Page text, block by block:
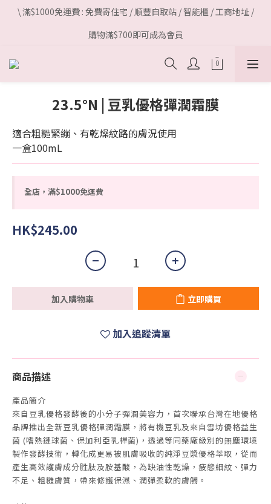
\ 滿$1000免運費 : 免費寄住宅 / 順豐自取站 / 智能櫃 / 工商地址 /
購物滿$700即可成為會員
23.5°N | 豆乳優格彈潤霜膜
適合粗糙緊繃、有乾燥紋路的膚況使用
一盒100mL
全店，滿$1000免運費
HK$245.00
加入購物車 立即購買
加入追蹤清單
商品描述
產品簡介
來自豆乳優格發酵後的小分子彈潤美容力，首次聯承台灣在地優格
品牌推出全新豆乳優格彈潤霜膜 ，將有機豆乳及來自雪坊優格益生
菌 (嗜熱鏈球菌、保加利亞乳桿菌)，透過等同藥廠級別的無塵環境
製作發酵技術，轉化成更易被肌膚吸收的純淨豆漿優格萃取，從而
產生高效護膚成分胜肽及胺基酸，為缺油性乾燥，疲態細紋、彈力
不足、粗糙膚質，帶來修護保濕、潤彈柔軟的膚觸。